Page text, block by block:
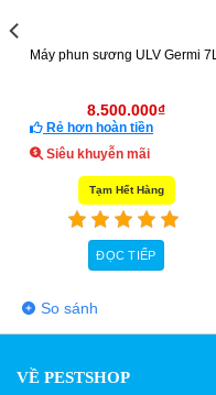
Máy phun sương ULV Germi 7L
8.500.000₫
Rẻ hơn hoàn tiền
Siêu khuyễn mãi
Tạm Hết Hàng
ĐỌC TIẾP
So sánh
VỀ PESTSHOP